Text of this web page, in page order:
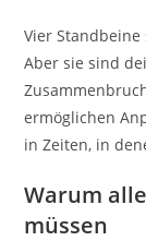
Vier Standbeine
Aber sie sind
ermöglichen
in Zeiten, in
Warum
müssen